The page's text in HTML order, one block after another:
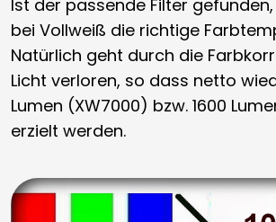
Ist der passende Filter
bei Vollweiß die richtige
Natürlich geht durch die
Licht verloren, so dass netto
Lumen (XW7000) bzw. 1600
erzielt werden.